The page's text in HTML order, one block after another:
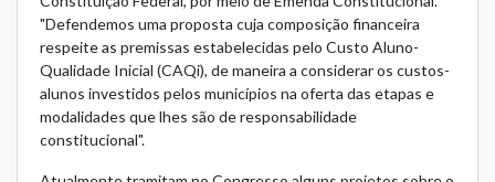
"Defendemos uma proposta cuja composição financeira
respeite as premissas estabelecidas pelo Custo Aluno-
Qualidade Inicial (CAQi), de maneira a considerar os custos-
alunos investidos pelos municípios na oferta das etapas e
modalidades que lhes são de responsabilidade
constitucional".